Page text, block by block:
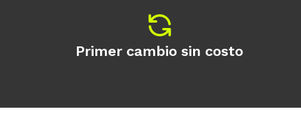
Primer cambio sin costo